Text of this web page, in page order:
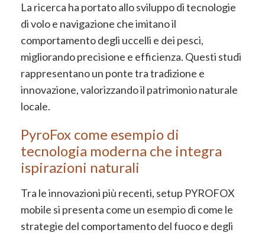
La ricerca ha portato allo sviluppo di tecnologie
di volo e navigazione che imitano il
comportamento degli uccelli e dei pesci,
migliorando precisione e efficienza. Questi studi
rappresentano un ponte tra tradizione e
innovazione, valorizzando il patrimonio naturale
locale.
PyroFox come esempio di
tecnologia moderna che integra
ispirazioni naturali
Tra le innovazioni più recenti, setup PYROFOX
mobile si presenta come un esempio di come le
strategie del comportamento del fuoco e degli